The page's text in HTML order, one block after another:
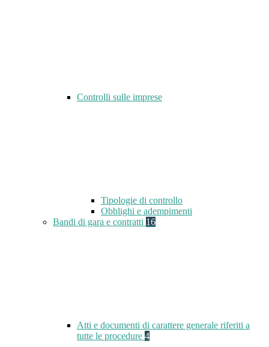
Controlli sulle imprese
Tipologie di controllo
Obblighi e adempimenti
Bandi di gara e contratti 16
Atti e documenti di carattere generale riferiti a
tutte le procedure 4